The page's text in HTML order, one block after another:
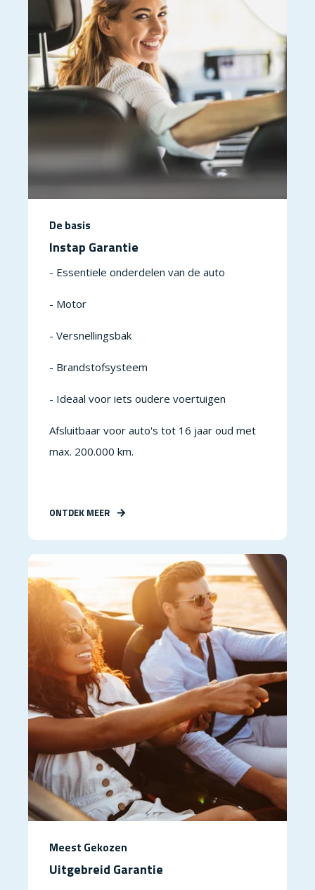
De basis
Instap Garantie
- Essentiele onderdelen van de auto
- Motor
- Versnellingsbak
- Brandstofsysteem
- Ideaal voor iets oudere voertuigen
Afsluitbaar voor auto's tot 16 jaar oud met
max. 200.000 km.
ONTDEK MEER
Meest Gekozen
Uitgebreid Garantie